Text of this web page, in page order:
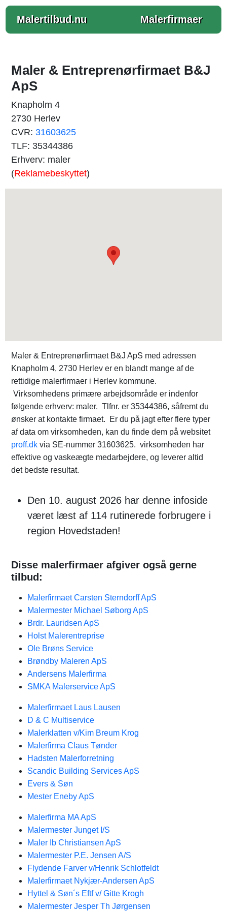
Malertilbud.nu Malerfirmaer
Maler & Entreprenørfirmaet B&J
ApS
Knapholm 4
2730 Herlev
CVR: 31603625
TLF: 35344386
Erhverv: maler
(Reklamebeskyttet)
Maler & Entreprenørfirmaet B&J ApS med adressen
Knapholm 4, 2730 Herlev er en blandt mange af de
rettidige malerfirmaer i Herlev kommune.
Virksomhedens primære arbejdsområde er indenfor
følgende erhverv: maler. Tlfnr. er 35344386, såfremt du
ønsker at kontakte firmaet. Er du på jagt efter flere typer
af data om virksomheden, kan du finde dem på websitet
proff.dk via SE-nummer 31603625. virksomheden har
effektive og vaskeægte medarbejdere, og leverer altid
det bedste resultat.
Den 10. august 2026 har denne infoside
været læst af 114 rutinerede forbrugere i
region Hovedstaden!
Disse malerfirmaer afgiver også gerne
tilbud:
Malerfirmaet Carsten Sterndorff ApS
Malermester Michael Søborg ApS
Brdr. Lauridsen ApS
Holst Malerentreprise
Ole Brøns Service
Brøndby Maleren ApS
Andersens Malerfirma
SMKA Malerservice ApS
Malerfirmaet Laus Lausen
D & C Multiservice
Malerklatten v/Kim Breum Krog
Malerfirma Claus Tønder
Hadsten Malerforretning
Scandic Building Services ApS
Evers & Søn
Mester Eneby ApS
Malerfirma MA ApS
Malermester Junget I/S
Maler Ib Christiansen ApS
Malermester P.E. Jensen A/S
Flydende Farver v/Henrik Schlotfeldt
Malerfirmaet Nykjær-Andersen ApS
Hyttel & Søn´s Eftf v/ Gitte Krogh
Malermester Jesper Th Jørgensen